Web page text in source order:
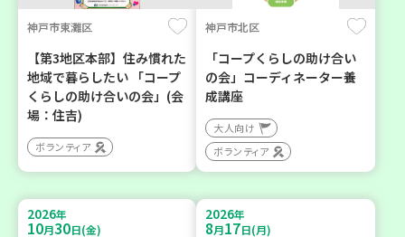
神戸市東灘区
【第3地区本部】住み慣れた
地域で暮らしたい 「コープ
くらしの助け合いの会」(会
場：住吉)
ボランティア
神戸市北区
「コープくらしの助け合い
の会」コーディネーター養
成講座
大人向け
ボランティア
2026年
10月30日(金)
2026年
8月17日(月)